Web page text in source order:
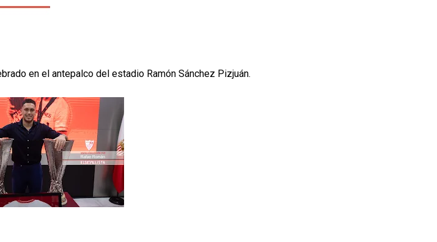
en el antepalco del estadio Ramón Sánchez Pizjuán.